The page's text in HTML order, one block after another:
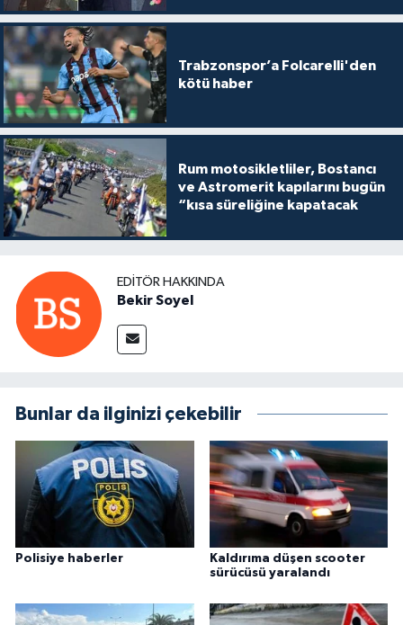
Trabzonspor’a Folcarelli'den
kötü haber
Rum motosikletliler, Bostancı
ve Astromerit kapılarını bugün
“kısa süreliğine kapatacak
EDITÖR HAKKINDA
Bekir Soyel
Bunlar da ilginizi çekebilir
Polisiye haberler
Kaldırıma düşen scooter
sürücüsü yaralandı